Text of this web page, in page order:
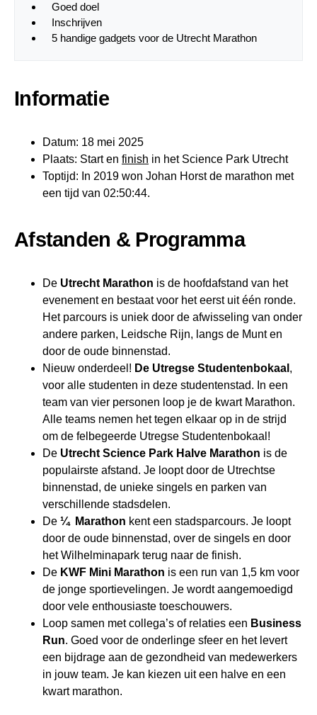
Goed doel
Inschrijven
5 handige gadgets voor de Utrecht Marathon
Informatie
Datum: 18 mei 2025
Plaats: Start en finish in het Science Park Utrecht
Toptijd: In 2019 won Johan Horst de marathon met
een tijd van 02:50:44.
Afstanden & Programma
De Utrecht Marathon is de hoofdafstand van het
evenement en bestaat voor het eerst uit één ronde.
Het parcours is uniek door de afwisseling van onder
andere parken, Leidsche Rijn, langs de Munt en
door de oude binnenstad.
Nieuw onderdeel! De Utregse Studentenbokaal ,
voor alle studenten in deze studentenstad. In een
team van vier personen loop je de kwart Marathon.
Alle teams nemen het tegen elkaar op in de strijd
om de felbegeerde Utregse Studentenbokaal!
De Utrecht Science Park Halve Marathon is de
populairste afstand. Je loopt door de Utrechtse
binnenstad, de unieke singels en parken van
verschillende stadsdelen.
De ¼ Marathon kent een stadsparcours. Je loopt
door de oude binnenstad, over de singels en door
het Wilhelminapark terug naar de finish.
De KWF Mini Marathon is een run van 1,5 km voor
de jonge sportievelingen. Je wordt aangemoedigd
door vele enthousiaste toeschouwers.
Loop samen met collega’s of relaties een Business
Run. Goed voor de onderlinge sfeer en het levert
een bijdrage aan de gezondheid van medewerkers
in jouw team. Je kan kiezen uit een halve en een
kwart marathon.